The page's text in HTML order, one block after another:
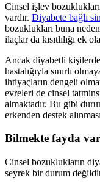
Cinsel işlev
vardır. Diyabete bağlı
bozuklukları buna
ilaçlar da kısıtlılığı ek
Ancak diyabetli kişilerde
hastalığıyla sınırlı
ihtiyaçların dengeli
evreleri de cinsel
almaktadır. Bu gibi
erkenden destek
Bilmekte fayda
Cinsel bozuklukların
seyrek bir durum